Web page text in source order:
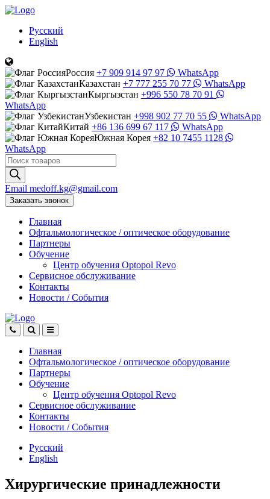
Русский
English
Россия +7 909 914 97 97
WhatsApp
Казахстан +7 777 255 70 77
WhatsApp
Кыргызстан +996 550 78 70 91
WhatsApp
Узбекистан +998 902 77 70 55
WhatsApp
Китай +86 136 699 67 117
WhatsApp
Южная Корея +82 10 7455 1128
WhatsApp
Поиск
товаров
Email medoff.kg@gmail.com
Заказать звонок
Главная
Офтальмологическое / оптическое оборудование
Партнеры
Обучение
Центр обучения Оptopol Revo
Сервисное обслуживание
Контакты
Новости / События
Главная
Офтальмологическое / оптическое оборудование
Партнеры
Обучение
Центр обучения Оptopol Revo
Сервисное обслуживание
Контакты
Новости / События
Русский
English
Хирургические принадлежности